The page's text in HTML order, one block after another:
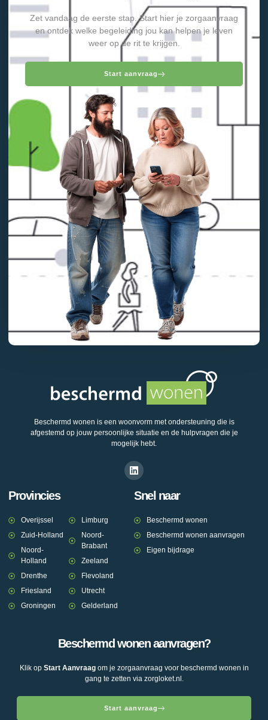
Zet vandaag de eerste stap. Start hier je zorgaanvraag
en ontdek welke begeleiding jou kan helpen je leven
weer op de rit te krijgen.
Start aanvraag
Beschermd wonen is een woonvorm met ondersteuning die is
afgestemd op jouw persoonlijke situatie en de hulpvragen die je
mogelijk hebt.
Provincies
Overijssel
Zuid-Holland
Noord-
Holland
Drenthe
Friesland
Groningen
Limburg
Noord-
Brabant
Zeeland
Flevoland
Utrecht
Gelderland
Snel naar
Beschermd wonen
Beschermd wonen aanvragen
Eigen bijdrage
Beschermd wonen aanvragen?
Klik op Start Aanvraagom je zorgaanvraag voor beschermd wonen in
gang te zetten via zorgloket.nl.
Start aanvraag